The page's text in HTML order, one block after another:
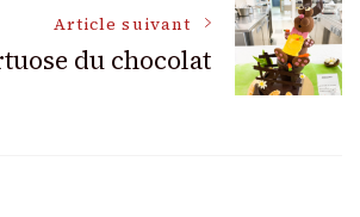
Article suivant
du chocolat